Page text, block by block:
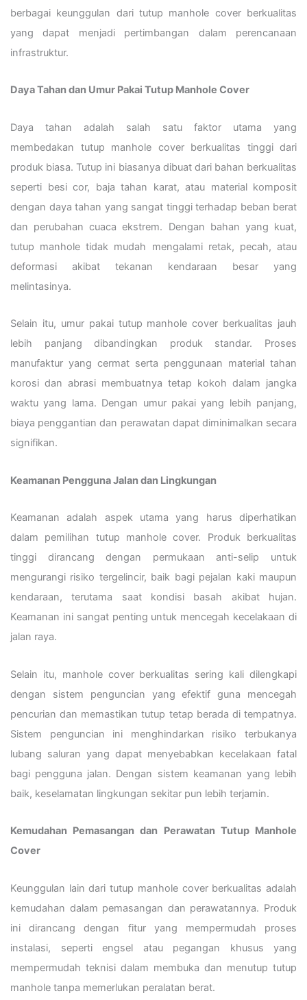
berbagai keunggulan dari tutup manhole cover berkualitas
yang dapat menjadi pertimbangan dalam perencanaan
infrastruktur.
Daya Tahan dan Umur Pakai Tutup Manhole Cover
Daya tahan adalah salah satu faktor utama yang
membedakan tutup manhole cover berkualitas tinggi dari
produk biasa. Tutup ini biasanya dibuat dari bahan berkualitas
seperti besi cor, baja tahan karat, atau material komposit
dengan daya tahan yang sangat tinggi terhadap beban berat
dan perubahan cuaca ekstrem. Dengan bahan yang kuat,
tutup manhole tidak mudah mengalami retak, pecah, atau
deformasi akibat tekanan kendaraan besar yang
melintasinya.
Selain itu, umur pakai tutup manhole cover berkualitas jauh
lebih panjang dibandingkan produk standar. Proses
manufaktur yang cermat serta penggunaan material tahan
korosi dan abrasi membuatnya tetap kokoh dalam jangka
waktu yang lama. Dengan umur pakai yang lebih panjang,
biaya penggantian dan perawatan dapat diminimalkan secara
signifikan.
Keamanan Pengguna Jalan dan Lingkungan
Keamanan adalah aspek utama yang harus diperhatikan
dalam pemilihan tutup manhole cover. Produk berkualitas
tinggi dirancang dengan permukaan anti-selip untuk
mengurangi risiko tergelincir, baik bagi pejalan kaki maupun
kendaraan, terutama saat kondisi basah akibat hujan.
Keamanan ini sangat penting untuk mencegah kecelakaan di
jalan raya.
Selain itu, manhole cover berkualitas sering kali dilengkapi
dengan sistem penguncian yang efektif guna mencegah
pencurian dan memastikan tutup tetap berada di tempatnya.
Sistem penguncian ini menghindarkan risiko terbukanya
lubang saluran yang dapat menyebabkan kecelakaan fatal
bagi pengguna jalan. Dengan sistem keamanan yang lebih
baik, keselamatan lingkungan sekitar pun lebih terjamin.
Kemudahan Pemasangan dan Perawatan Tutup Manhole
Cover
Keunggulan lain dari tutup manhole cover berkualitas adalah
kemudahan dalam pemasangan dan perawatannya. Produk
ini dirancang dengan fitur yang mempermudah proses
instalasi, seperti engsel atau pegangan khusus yang
mempermudah teknisi dalam membuka dan menutup tutup
manhole tanpa memerlukan peralatan berat.